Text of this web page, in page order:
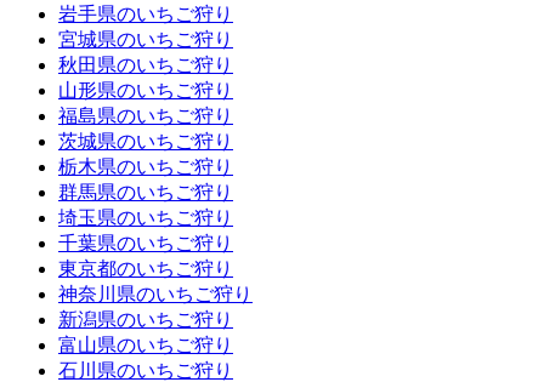
岩手県のいちご狩り
宮城県のいちご狩り
秋田県のいちご狩り
山形県のいちご狩り
福島県のいちご狩り
茨城県のいちご狩り
栃木県のいちご狩り
群馬県のいちご狩り
埼玉県のいちご狩り
千葉県のいちご狩り
東京都のいちご狩り
神奈川県のいちご狩り
新潟県のいちご狩り
富山県のいちご狩り
石川県のいちご狩り